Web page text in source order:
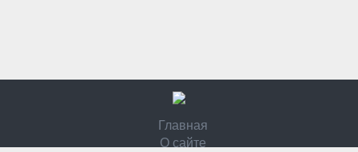
Главная
О сайте